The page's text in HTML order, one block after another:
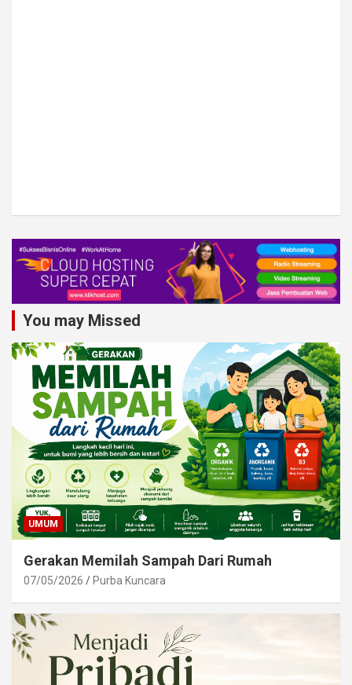
You may Missed
UMUM
Gerakan Memilah Sampah Dari Rumah
07/05/2026 Purba Kuncara